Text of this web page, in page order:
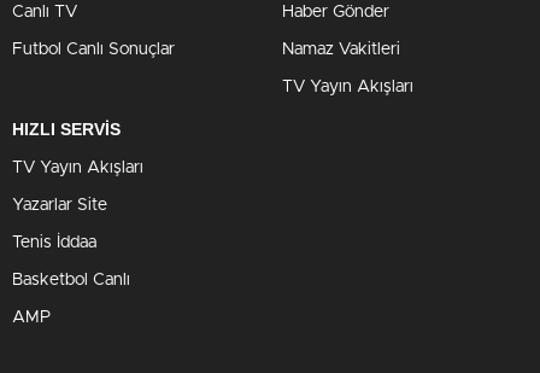
Canlı TV
Futbol Canlı Sonuçlar
Haber Gönder
Namaz Vakitleri
TV Yayın Akışları
HIZLI SERVİS
TV Yayın Akışları
Yazarlar Site
Tenis İddaa
Basketbol Canlı
AMP